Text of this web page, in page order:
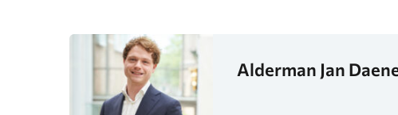
Alderman Jan